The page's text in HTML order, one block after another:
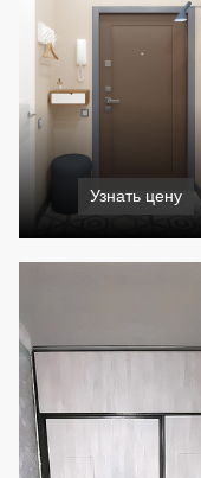
Узнать цену